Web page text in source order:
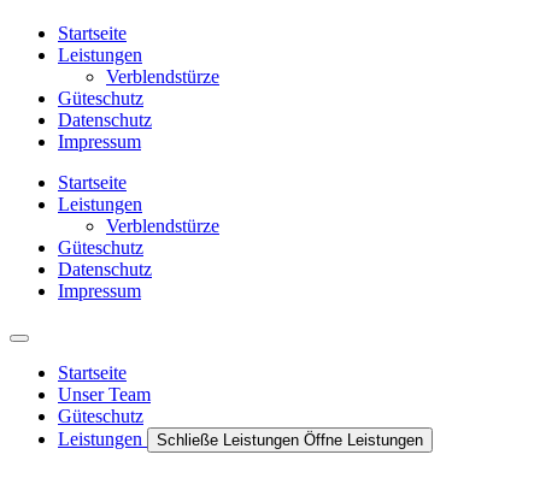
Startseite
Leistungen
Verblendstürze
Güteschutz
Datenschutz
Impressum
Startseite
Leistungen
Verblendstürze
Güteschutz
Datenschutz
Impressum
Startseite
Unser Team
Güteschutz
Leistungen
Schließe Leistungen Öffne Leistungen